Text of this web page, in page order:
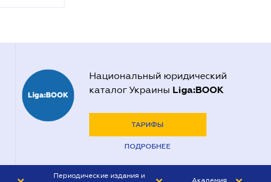
Национальный юридический
каталог Украины Liga:BOOK
ТАРИФЫ
ПОДРОБНЕЕ
Периодические издания и
Академия